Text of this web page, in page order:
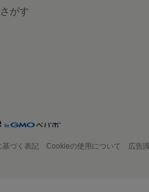
がす
基づく表記 Cookieの使用について 広告